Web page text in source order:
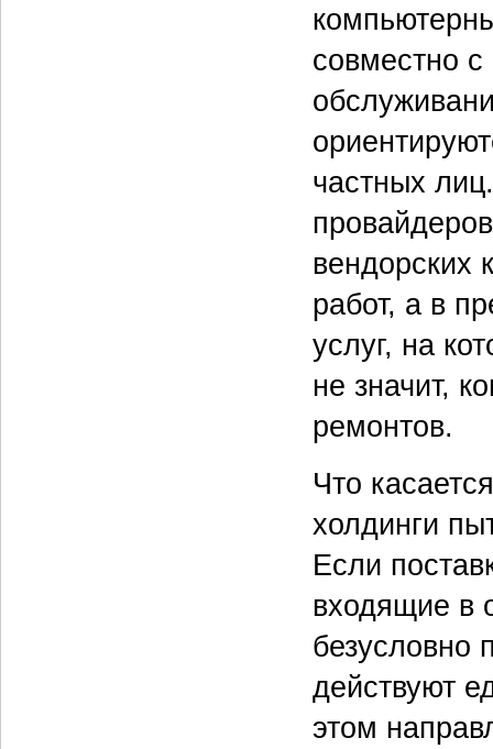
совместно
частных
вендорских
работ, а в
услуг, на
не значит,
ремонтов.
Что
холдинги
Если
входящие в
безусловно
действуют
этом